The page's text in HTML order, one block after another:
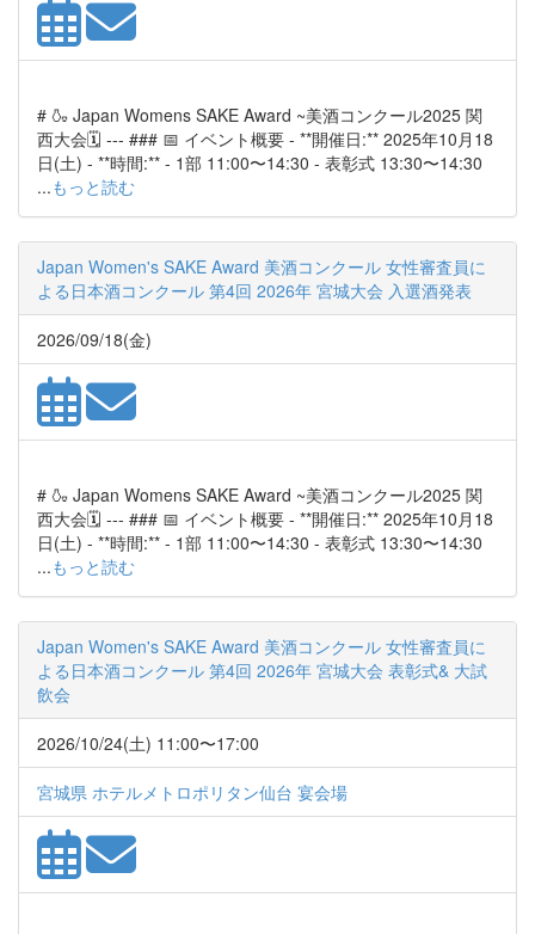
# 🍶 Japan Womens SAKE Award ~美酒コンクール2025 関
西大会🗓️ --- ### 📅 イベント概要 - **開催日:** 2025年10月18
日(土) - **時間:** - 1部 11:00〜14:30 - 表彰式 13:30〜14:30
...もっと読む
Japan Women's SAKE Award 美酒コンクール 女性審査員に
よる日本酒コンクール 第4回 2026年 宮城大会 入選酒発表
2026/09/18(金)
# 🍶 Japan Womens SAKE Award ~美酒コンクール2025 関
西大会🗓️ --- ### 📅 イベント概要 - **開催日:** 2025年10月18
日(土) - **時間:** - 1部 11:00〜14:30 - 表彰式 13:30〜14:30
...もっと読む
Japan Women's SAKE Award 美酒コンクール 女性審査員に
よる日本酒コンクール 第4回 2026年 宮城大会 表彰式& 大試
飲会
2026/10/24(土) 11:00〜17:00
宮城県 ホテルメトロポリタン仙台 宴会場